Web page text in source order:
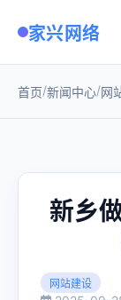
家兴网络
首页/新闻中心/网
新乡
网站建设